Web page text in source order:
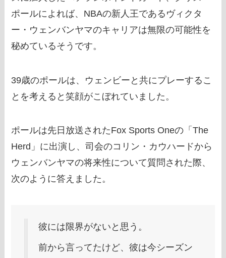
ポールによれば、NBAの新人王であるヴィクタ
ー・ウェンバンヤマのキャリアは無限の可能性を
秘めているそうです。
39歳のポールは、ウェンビーと共にプレーするこ
とを考えると笑顔がこぼれていました。
ポールは先日放送されたFox Sports Oneの「The
Herd」に出演し、司会のコリン・カウハードから
ウェンバンヤマの将来性について質問された際、
次のように答えました。
彼には限界がないと思う。
前から言ってたけど、彼は今シーズン